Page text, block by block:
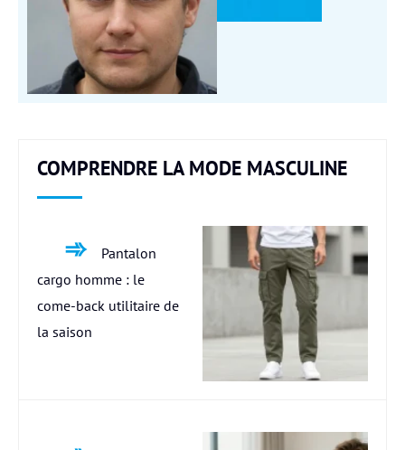
COMPRENDRE LA MODE MASCULINE
Pantalon
cargo homme : le
come-back utilitaire de
la saison